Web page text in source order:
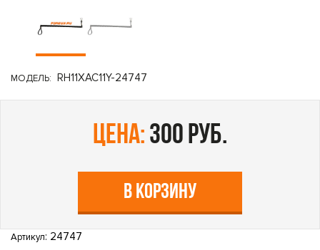
МОДЕЛЬ: RH11XAC11Y-24747
цена: 300 руб.
В КОРЗИНУ
Артикул: 24747